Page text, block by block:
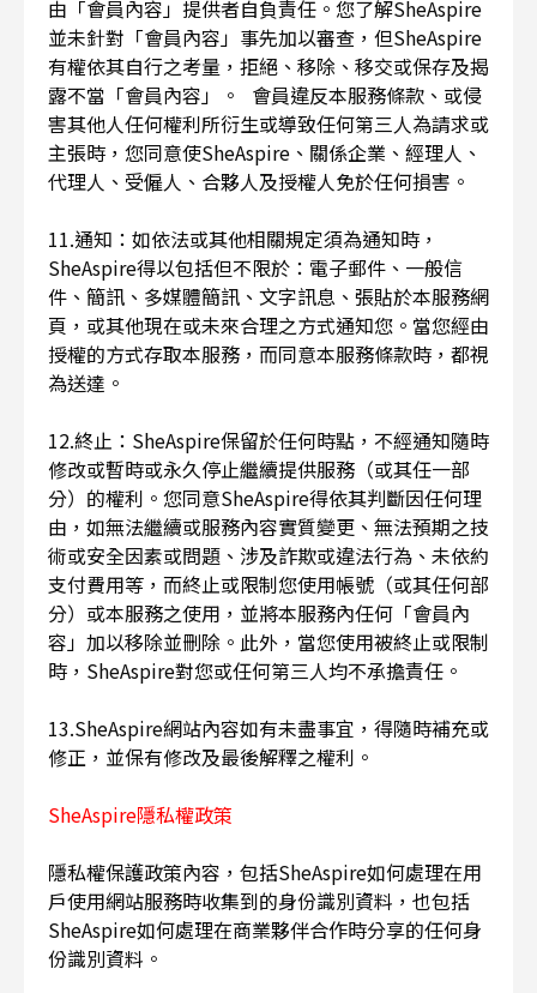
由「會員內容」提供者自負責任。您了解SheAspire
並未針對「會員內容」事先加以審查，但SheAspire
有權依其自行之考量，拒絕、移除、移交或保存及揭
露不當「會員內容」。 會員違反本服務條款、或侵
害其他人任何權利所衍生或導致任何第三人為請求或
主張時，您同意使SheAspire、關係企業、經理人、
代理人、受僱人、合夥人及授權人免於任何損害。
11.通知：如依法或其他相關規定須為通知時，
SheAspire得以包括但不限於：電子郵件、一般信
件、簡訊、多媒體簡訊、文字訊息、張貼於本服務網
頁，或其他現在或未來合理之方式通知您。當您經由
授權的方式存取本服務，而同意本服務條款時，都視
為送達。
12.終止：SheAspire保留於任何時點，不經通知隨時
修改或暫時或永久停止繼續提供服務（或其任一部
分）的權利。您同意SheAspire得依其判斷因任何理
由，如無法繼續或服務內容實質變更、無法預期之技
術或安全因素或問題、涉及詐欺或違法行為、未依約
支付費用等，而終止或限制您使用帳號（或其任何部
分）或本服務之使用，並將本服務內任何「會員內
容」加以移除並刪除。此外，當您使用被終止或限制
時，SheAspire對您或任何第三人均不承擔責任。
13.SheAspire網站內容如有未盡事宜，得隨時補充或
修正，並保有修改及最後解釋之權利。
SheAspire隱私權政策
隱私權保護政策內容，包括SheAspire如何處理在用
戶使用網站服務時收集到的身份識別資料，也包括
SheAspire如何處理在商業夥伴合作時分享的任何身
份識別資料。